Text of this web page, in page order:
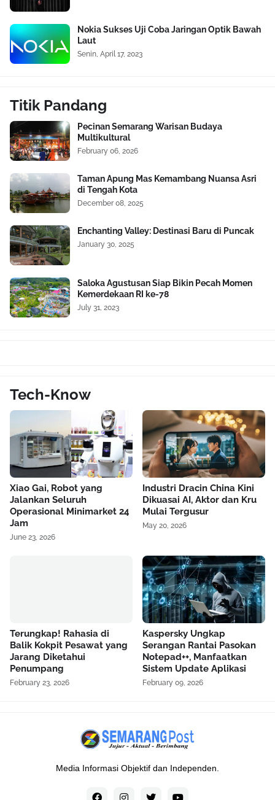
Nokia Sukses Uji Coba Jaringan Optik Bawah
Laut
Senin, April 17, 2023
Titik Pandang
Pecinan Semarang Warisan Budaya
Multikultural
February 06, 2026
Taman Apung Mas Kemambang Nuansa Asri
di Tengah Kota
December 08, 2025
Enchanting Valley: Destinasi Baru di Puncak
January 30, 2025
Saloka Agustusan Siap Bikin Pecah Momen
Kemerdekaan RI ke-78
July 31, 2023
Tech-Know
Xiao Gai, Robot yang
Jalankan Seluruh
Operasional Minimarket 24
Jam
June 23, 2026
Industri Dracin China Kini
Dikuasai AI, Aktor dan Kru
Mulai Tergusur
May 20, 2026
Terungkap! Rahasia di
Balik Kokpit Pesawat yang
Jarang Diketahui
Penumpang
February 23, 2026
Kaspersky Ungkap
Serangan Rantai Pasokan
Notepad++, Manfaatkan
Sistem Update Aplikasi
February 09, 2026
Media Informasi Objektif dan Independen.